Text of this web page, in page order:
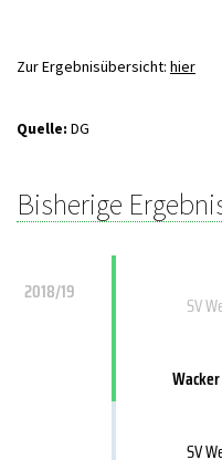
Zur Ergebnisübersicht: hier
Quelle: DG
Bisherige
2018/19
SV
SV